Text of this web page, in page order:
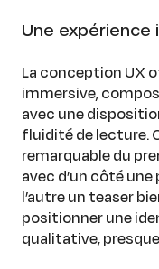
Une expérience
La conception UX
immersive,
avec une
fluidité de lecture.
remarquable du
avec d’un côté
l’autre un teaser
positionner une
qualitative,